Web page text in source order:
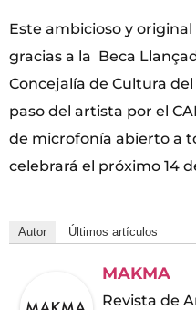
Este ambicioso y
gracias a la Beca
Concejalía de Cultura
paso del artista por el
de microfonía abierto a
celebrará el próximo 14
Autor Últimos artículos
MAKMA
Revista de